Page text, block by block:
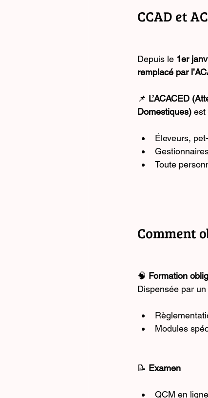
CCAD et
Depuis le 1er
remplacé par
📌 L’ACACED
Domestiques) est
Éleveurs,
Toute
Comment
🧠 Formation
Dispensée par un
Modules
📝 Examen
QCM en